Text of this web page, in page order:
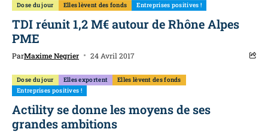
Dose du jour Elles lèvent des fonds Entreprises positives !
TDI réunit 1,2 M€ autour de Rhône Alpes
PME
ParMaxime Negrier 24 Avril 2017
Dose du jour Elles exportent
Elles lèvent des fonds
Entreprises positives !
Actility se donne les moyens de ses
grandes ambitions